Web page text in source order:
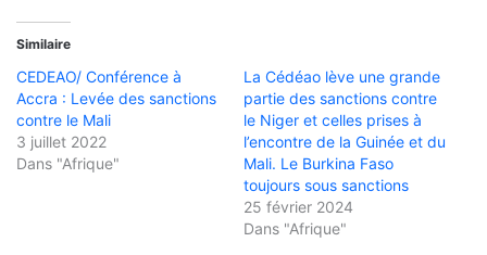
Similaire
CEDEAO/ Conférence à
Accra : Levée des sanctions
contre le Mali
3 juillet 2022
Dans "Afrique"
La Cédéao lève une grande
partie des sanctions contre
le Niger et celles prises à
l’encontre de la Guinée et du
Mali. Le Burkina Faso
toujours sous sanctions
25 février 2024
Dans "Afrique"